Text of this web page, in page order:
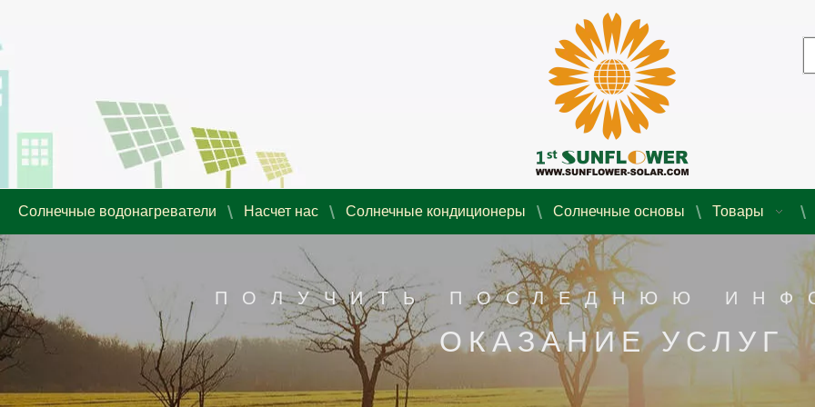
Солнечные водонагреватели Насчет нас Солнечные кондиционеры Солнечные основы Товары
ПОЛУЧИТЬ ПОСЛЕДНЮЮ
ОКАЗАНИЕ УСЛУГ